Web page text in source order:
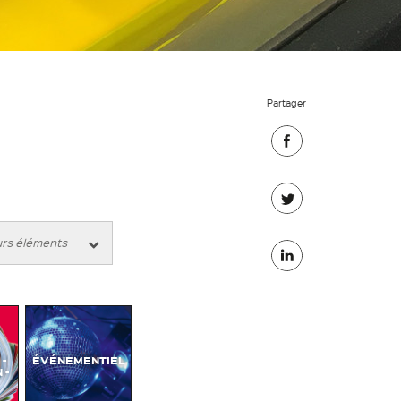
-
ÉVÉNEMENTIEL
Partager
sur
Facebook
sur
Twitter